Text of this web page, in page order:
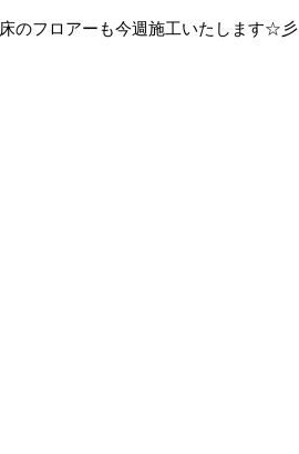
床のフロアーも今週施工いたします☆彡